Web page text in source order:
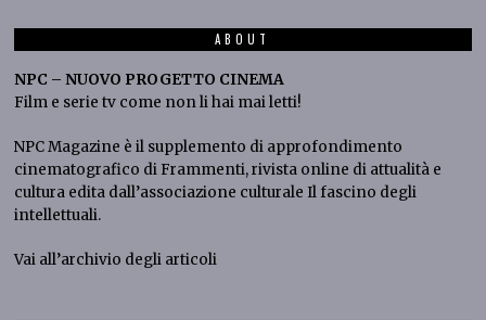
ABOUT
NPC – NUOVO PROGETTO CINEMA
Film e serie tv come non li hai mai letti!
NPC Magazine è il supplemento di approfondimento
cinematografico di Frammenti, rivista online di attualità e
cultura edita dall’associazione culturaleIlfascino degli
intellettuali.
Vai all’archivio degli articoli